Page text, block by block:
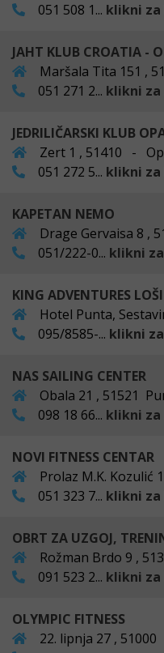
051 508 1... klikni za
JAHT KLUB CROATIA -
Maršala Tita 151 ,
051 271 2... klikni za
JEDRILIČARSKI KLUB
Zert 1 , 51410 -
051 272 5... klikni za
KAPETAN NEMO
Drage Gervaisa 8 ,
051/222-0... klikni
KING ADVENTURES
Hotel Punta,
095/8585-... klikni
NAS SAILING CENTER
Obala 21 , 51521
098 18 66... klikni za
NOVI FITNESS CENTAR
Prolaz M.K.
051 323 7... klikni za
OBRT ZA UZGOJ,
Rožman Brdo 9 ,
091 523 2... klikni za
OLYMPIC FITNESS
22. lipnja 27 ,